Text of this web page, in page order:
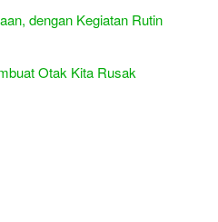
dengan Kegiatan Rutin
Otak Kita Rusak